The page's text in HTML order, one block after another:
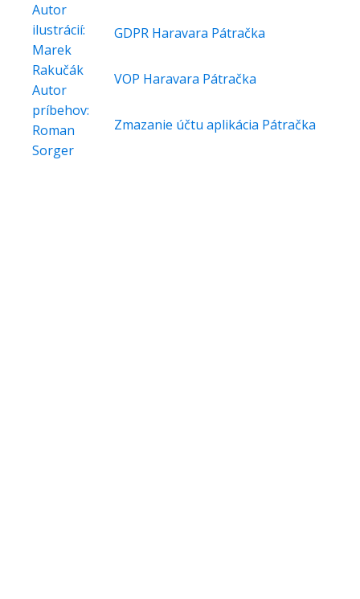
Autor
ilustrácií:
Marek
Rakučák
Autor
príbehov:
Roman
Sorger
GDPR Haravara Pátračka
VOP Haravara Pátračka
Zmazanie účtu aplikácia Pátračka